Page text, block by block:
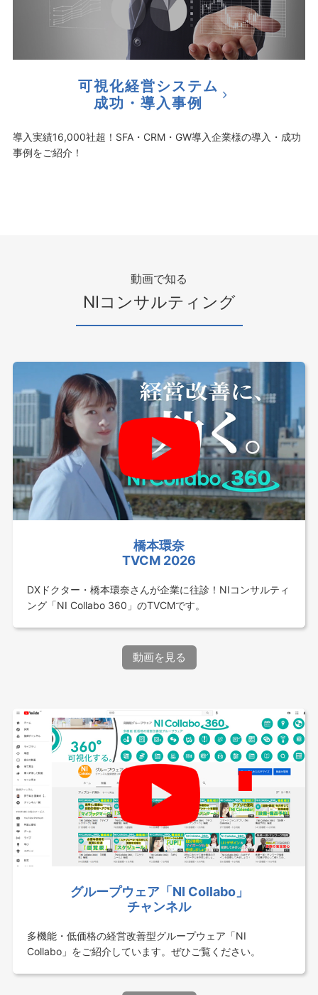
可視化経営システム
成功・導入事例
導入実績16,000社超！SFA・CRM・GW導入企業様の導入・成功
事例をご紹介！
動画で知る
NIコンサルティング
橋本環奈
TVCM 2026
DXドクター・橋本環奈さんが企業に往診！NIコンサルティ
ング「NI Collabo 360」のTVCMです。
動画を見る
グループウェア「NI Collabo」
チャンネル
多機能・低価格の経営改善型グループウェア「NI
Collabo」をご紹介しています。ぜひご覧ください。